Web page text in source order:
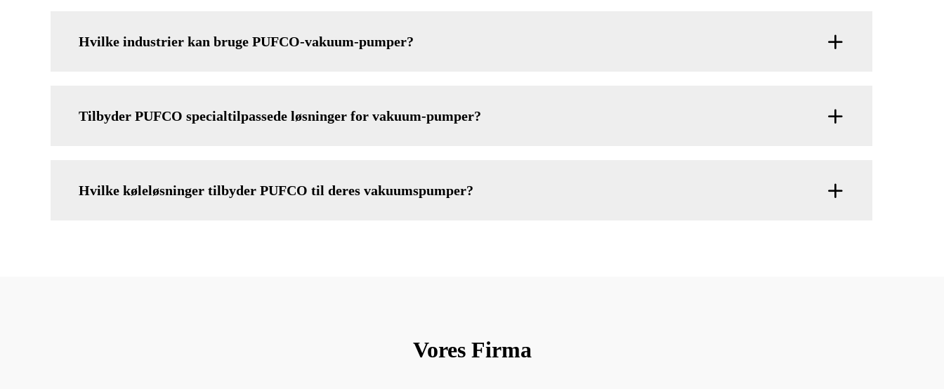
Hvilke industrier kan bruge PUFCO-vakuum-pumper?
Tilbyder PUFCO specialtilpassede løsninger for vakuum-pumper?
Hvilke køleløsninger tilbyder PUFCO til deres vakuumspumper?
Vores Firma